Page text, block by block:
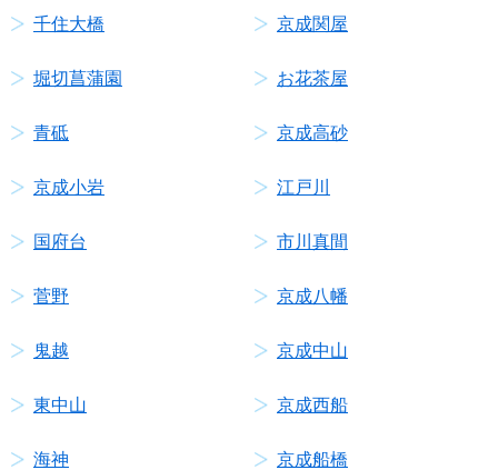
千住大橋 京成関屋
堀切菖蒲園 お花茶屋
青砥 京成高砂
京成小岩 江戸川
国府台 市川真間
菅野 京成八幡
鬼越 京成中山
東中山 京成西船
海神 京成船橋